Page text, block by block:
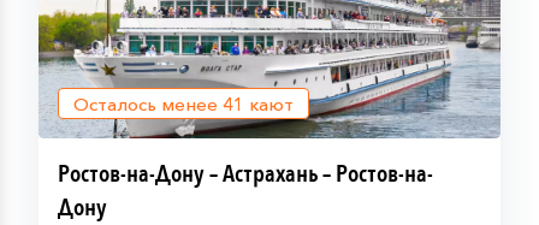
Осталось менее 41 кают
Ростов-на-Дону – Астрахань – Ростов-на-
Дону